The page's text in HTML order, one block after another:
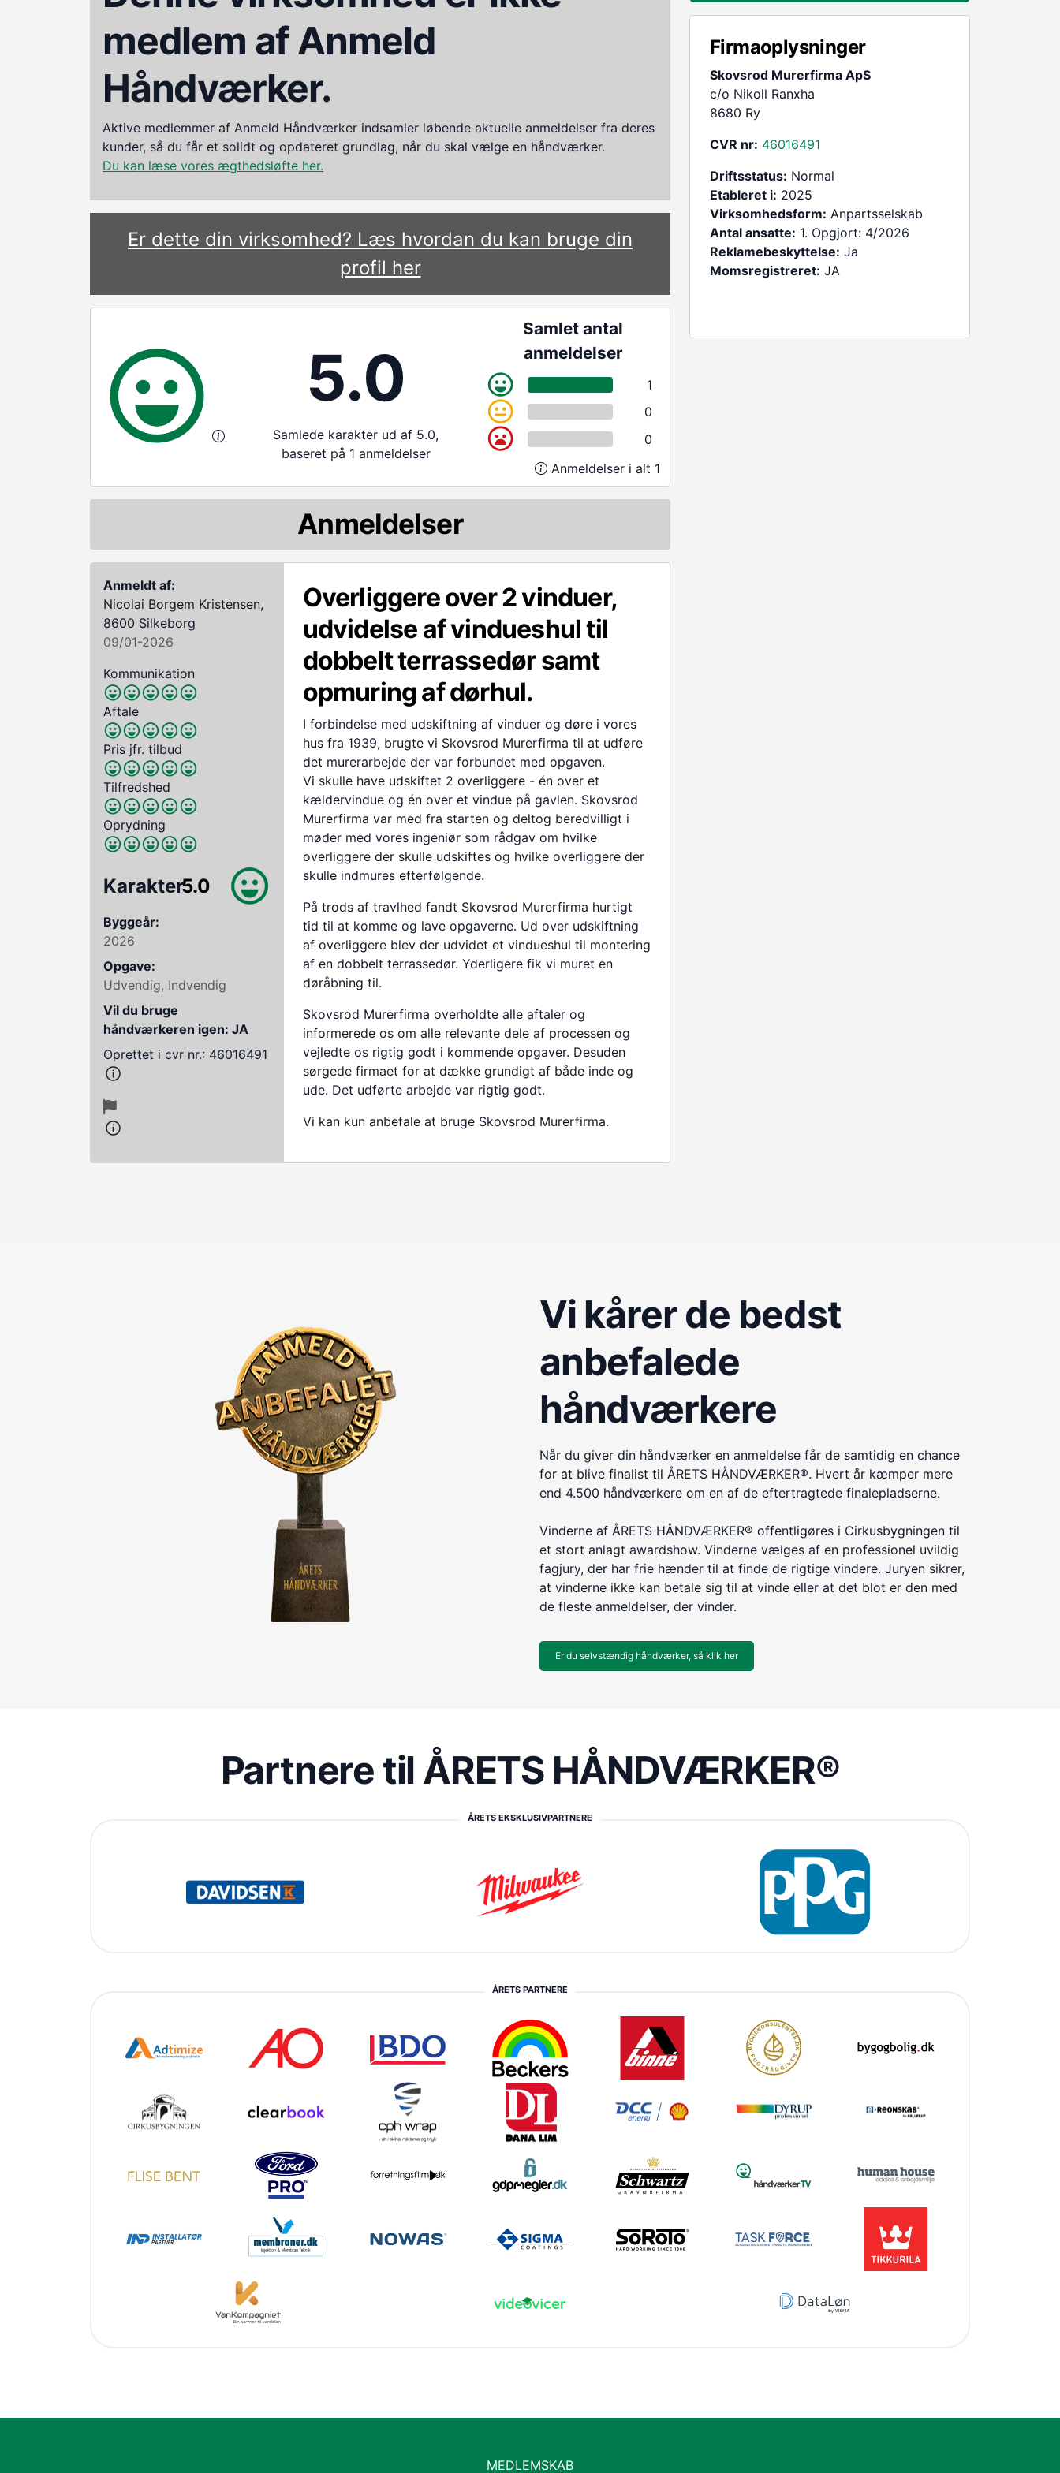
medlem af Anmeld
Håndværker.
Aktive medlemmer af Anmeld Håndværker indsamler løbende aktuelle anmeldelser fra deres
kunder, så du får et solidt og opdateret grundlag, når du skal vælge en håndværker.
Du kan læse vores ægthedsløfte her.
Er dette din virksomhed? Læs hvordan du kan bruge din
profil her
5.0
Samlede karakter ud af 5.0,
baseret på 1 anmeldelser
Samlet antal
anmeldelser
1
0
0
Anmeldelser i alt 1
Anmeldelser
Anmeldt af:
Nicolai Borgem Kristensen,
8600 Silkeborg
09/01-2026
Kommunikation
Aftale
Pris jfr. tilbud
Tilfredshed
Oprydning
Karakter5.0
Byggeår:
2026
Opgave:
Udvendig, Indvendig
Vil du bruge
håndværkeren igen: JA
Oprettet i cvr nr.: 46016491
Overliggere over 2 vinduer,
udvidelse af vindueshul til
dobbelt terrassedør samt
opmuring af dørhul.
I forbindelse med udskiftning af vinduer og døre i vores
hus fra 1939, brugte vi Skovsrod Murerfirma til at udføre
det murerarbejde der var forbundet med opgaven.
Vi skulle have udskiftet 2 overliggere - én over et
kældervindue og én over et vindue på gavlen. Skovsrod
Murerfirma var med fra starten og deltog beredvilligt i
møder med vores ingeniør som rådgav om hvilke
overliggere der skulle udskiftes og hvilke overliggere der
skulle indmures efterfølgende.
På trods af travlhed fandt Skovsrod Murerfirma hurtigt
tid til at komme og lave opgaverne. Ud over udskiftning
af overliggere blev der udvidet et vindueshul til montering
af en dobbelt terrassedør. Yderligere fik vi muret en
døråbning til.
Skovsrod Murerfirma overholdte alle aftaler og
informerede os om alle relevante dele af processen og
vejledte os rigtig godt i kommende opgaver. Desuden
sørgede firmaet for at dække grundigt af både inde og
ude. Det udførte arbejde var rigtig godt.
Vi kan kun anbefale at bruge Skovsrod Murerfirma.
Firmaoplysninger
Skovsrod Murerfirma ApS
c/o Nikoll Ranxha
8680 Ry
CVR nr: 46016491
Driftsstatus: Normal
Etableret i: 2025
Virksomhedsform: Anpartsselskab
Antal ansatte: 1. Opgjort: 4/2026
Reklamebeskyttelse: Ja
Momsregistreret: JA
Vi kårer de bedst
anbefalede
håndværkere
Når du giver din håndværker en anmeldelse får de samtidig en chance
for at blive finalist til ÅRETS HÅNDVÆRKER®. Hvert år kæmper mere
end 4.500 håndværkere om en af de eftertragtede finalepladserne.
Vinderne af ÅRETS HÅNDVÆRKER® offentligøres i Cirkusbygningen til
et stort anlagt awardshow. Vinderne vælges af en professionel uvildig
fagjury, der har frie hænder til at finde de rigtige vindere. Juryen sikrer,
at vinderne ikke kan betale sig til at vinde eller at det blot er den med
de fleste anmeldelser, der vinder.
Er du selvstændig håndværker, så klik her
Partnere til ÅRETS HÅNDVÆRKER®
ÅRETS EKSKLUSIVPARTNERE
ÅRETS PARTNERE
MEDLEMSKAB